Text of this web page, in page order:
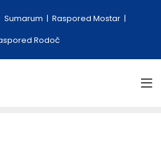
Sumarum
Raspored Mostar
Rodoč